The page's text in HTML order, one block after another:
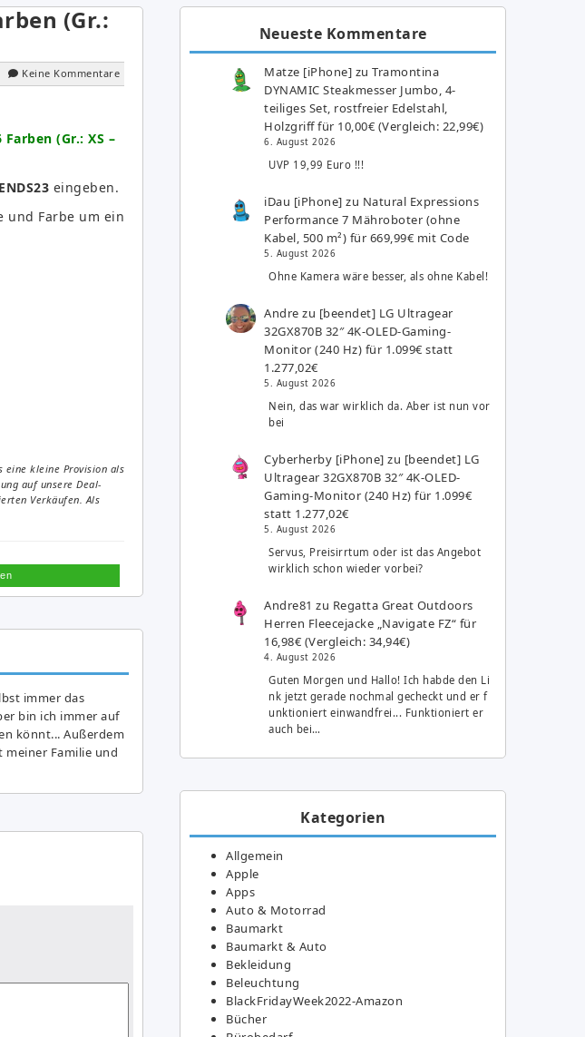
(Gr.:
Keine Kommentare
(Gr.: XS –
eingeben.
und Farbe um ein
eine kleine Provision als
auf unsere Deal-
Verkäufen. Als
immer das
bin ich immer auf
könnt... Außerdem
meiner Familie und
Neueste Kommentare
Matze [iPhone] zuTramontina
DYNAMIC Steakmesser Jumbo, 4-
teiliges Set, rostfreier Edelstahl,
Holzgriff für 10,00€ (Vergleich: 22,99€)
6. August 2026
UVP 19,99 Euro !!!
iDau [iPhone] zu Natural Expressions
Performance 7 Mähroboter (ohne
Kabel, 500 m²) für 669,99€ mit Code
5. August 2026
Ohne Kamera wäre besser, als ohne Kabel!
Andre zu [beendet] LG Ultragear
32GX870B 32″ 4K-OLED-Gaming-
Monitor (240 Hz) für 1.099€ statt
1.277,02€
5. August 2026
Nein, das war wirklich da. Aber ist nun vor
bei
Cyberherby [iPhone] zu [beendet] LG
Ultragear 32GX870B 32″ 4K-OLED-
Gaming-Monitor (240 Hz) für 1.099€
statt 1.277,02€
5. August 2026
Servus, Preisirrtum oder ist das Angebot
wirklich schon wieder vorbei?
Andre81 zu Regatta Great Outdoors
Herren Fleecejacke „Navigate FZ“ für
16,98€ (Vergleich: 34,94€)
4. August 2026
Guten Morgen und Hallo! Ich habde den Li
nk jetzt gerade nochmal gecheckt und er f
unktioniert einwandfrei... Funktioniert er
auch bei…
Kategorien
Allgemein
Apple
Apps
Auto & Motorrad
Baumarkt
Baumarkt & Auto
Bekleidung
Beleuchtung
BlackFridayWeek2022-Amazon
Bücher